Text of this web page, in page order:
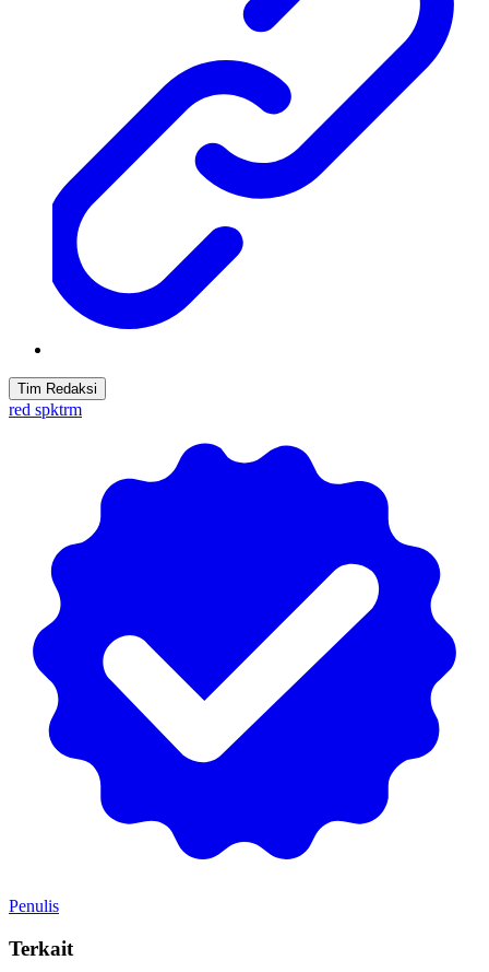
Tim Redaksi
red spktrm
Penulis
Terkait